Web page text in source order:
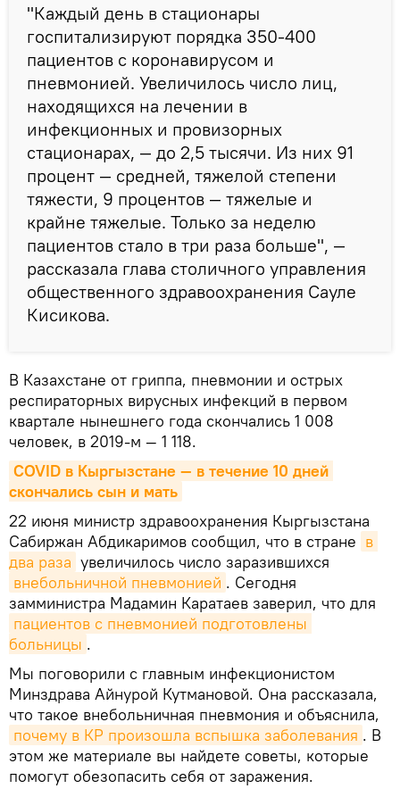
"Каждый день в стационары
госпитализируют порядка 350-400
пациентов с коронавирусом и
пневмонией. Увеличилось число лиц,
находящихся на лечении в
инфекционных и провизорных
стационарах, — до 2,5 тысячи. Из них 91
процент — средней, тяжелой степени
тяжести, 9 процентов — тяжелые и
крайне тяжелые. Только за неделю
пациентов стало в три раза больше", —
рассказала глава столичного управления
общественного здравоохранения Сауле
Кисикова.
В Казахстане от гриппа, пневмонии и острых
респираторных вирусных инфекций в первом
квартале нынешнего года скончались 1 008
человек, в 2019-м — 1 118.
COVID в Кыргызстане — в течение 10 дней
скончались сын и мать
22 июня министр здравоохранения Кыргызстана
Сабиржан Абдикаримов сообщил, что в стране в
два раза увеличилось число заразившихся
внебольничной пневмонией . Сегодня
замминистра Мадамин Каратаев заверил, что для
пациентов с пневмонией подготовлены
больницы .
Мы поговорили с главным инфекционистом
Минздрава Айнурой Кутмановой. Она рассказала,
что такое внебольничная пневмония и объяснила,
почему в КР произошла вспышка заболевания . В
этом же материале вы найдете советы, которые
помогут обезопасить себя от заражения.